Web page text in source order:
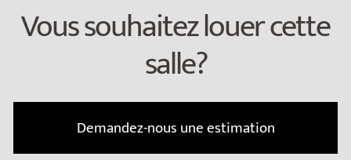
Vous souhaitez louer cette
salle?
Demandez-nous une estimation